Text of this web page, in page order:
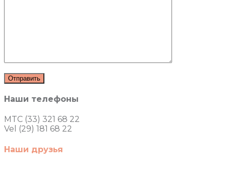
Наши телефоны
MTC (33) 321 68 22
Vel (29) 181 68 22
Наши друзья